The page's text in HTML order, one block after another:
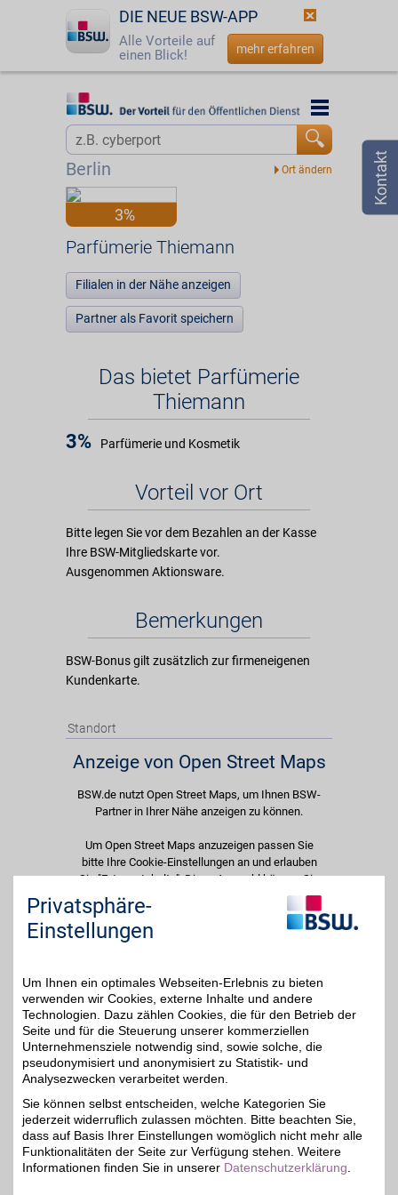
DIE NEUE BSW-APP
Alle Vorteile auf
einen Blick!
mehr erfahren
Startseite
Jetzt BSW-Mitglied werden
Login
Berlin
Startseite
Vorteilswelt
3%
Parfümerie Thiemann
Filialen in der Nähe anzeigen
Partner als Favorit speichern
Das bietet Parfümerie
Thiemann
3% Parfümerie und Kosmetik
Vorteil vor Ort
Bitte legen Sie vor dem Bezahlen an der Kasse
Ihre BSW-Mitgliedskarte vor.
Ausgenommen Aktionsware.
Bemerkungen
BSW-Bonus gilt zusätzlich zur firmeneigenen
Kundenkarte.
Standort
Anzeige von Open Street Maps
BSW.de nutzt Open Street Maps, um Ihnen BSW-
Partner in Ihrer Nähe anzeigen zu können.
Um Open Street Maps anzuzeigen passen Sie
bitte Ihre Cookie-Einstellungen an und erlauben
Sie "Externe Inhalte". Diese Auswahl können Sie
jederzeit über die Cookie-Einstellungen im
unteren Seitenbereich ändern.
Adresse
Peschelstr. 33
Elbe-Park
01139 Dresden
Filialen in der Nähe
Privatsphäre-
Einstellungen
Um Ihnen ein optimales Webseiten-Erlebnis zu bieten
verwenden wir Cookies, externe Inhalte und andere
Technologien. Dazu zählen Cookies, die für den Betrieb der
Seite und für die Steuerung unserer kommerziellen
Unternehmensziele notwendig sind, sowie solche, die
pseudonymisiert und anonymisiert zu Statistik- und
Analysezwecken verarbeitet werden.
Sie können selbst entscheiden, welche Kategorien Sie
jederzeit widerruflich zulassen möchten. Bitte beachten Sie,
dass auf Basis Ihrer Einstellungen womöglich nicht mehr alle
Funktionalitäten der Seite zur Verfügung stehen. Weitere
Informationen finden Sie in unserer Datenschutzerklärung